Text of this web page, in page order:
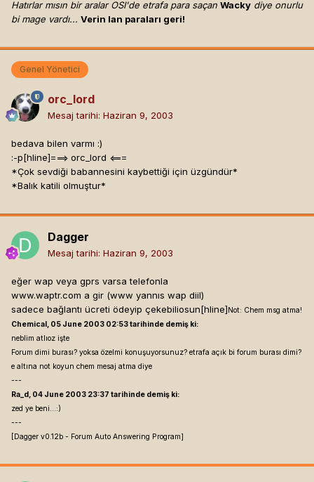
Hatırlar mısın bir aralar OSI'de etrafa para saçan Wacky diye onurlu
bi mage vardı... Verin lan paraları geri!
Genel Yönetici
orc_lord
Mesaj tarihi: Haziran 9, 2003
bedava bilen varmı :)
:-p[hline]===> orc_lord <===
*Çok sevdiği babannesini kaybettiği için üzgündür*
*Balık katili olmuştur*
Dagger
Mesaj tarihi: Haziran 9, 2003
eğer wap veya gprs varsa telefonla
www.waptr.com a gir (www yannıs wap diil)
sadece bağlantı ücreti ödeyip çekebiliosun[hline]Not: Chem msg atma!
Chemical, 05 June 2003 02:53 tarihinde demiş ki:
neblim atlıoz işte
Forum dimi burası? yoksa özelmi konuşuyorsunuz? etrafa açık bi forum burası dimi?
e altına not koyun chem mesaj atma diye
---
Ra_d, 04 June 2003 23:37 tarihinde demiş ki:
zed ye beni...:)
---
[Dagger v0.12b - Forum Auto Answering Program]